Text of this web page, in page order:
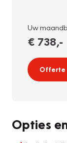
Uw
€ 738,-
Offerte
Opties